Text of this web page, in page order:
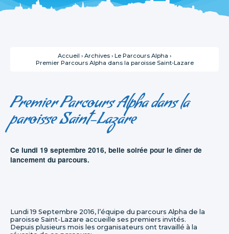
Accueil › Archives › Le Parcours Alpha ›
Premier Parcours Alpha dans la paroisse Saint-Lazare
Premier Parcours Alpha dans la
paroisse Saint-Lazare
Ce lundi 19 septembre 2016, belle soirée pour le dîner de
lancement du parcours.
Lundi 19 Septembre 2016, l’équipe du parcours Alpha de la
paroisse Saint-Lazare accueille ses premiers invités.
Depuis plusieurs mois les organisateurs ont travaillé à la